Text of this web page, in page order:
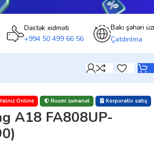
Dəstək xidməti
+994 50 499 66 56
Bakı şəhəri
Çatdırılma
Online Rəsmi zəmanət Korporativ satış
A18 FA808UP-